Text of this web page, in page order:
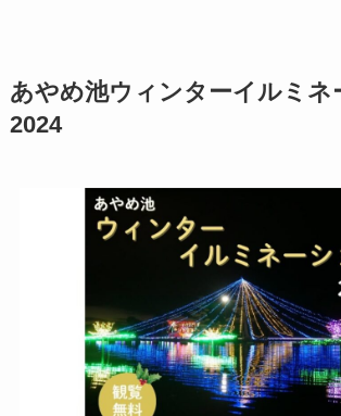
あやめ池ウィンターイルミネ
2024